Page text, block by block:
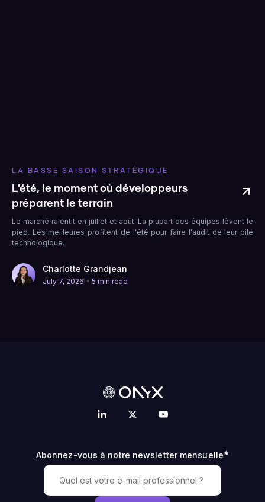
LA BASSE SAISON STRATÉGIQUE
L'été, le moment où développeurs
préparent le terrain
Le marché ralentit en juillet et août. La plupart des équipes lèvent le
pied. Les meilleures profitent de l'été pour faire l'audit de leur pile
technologique.
Charlotte Grandjean
July 7, 2026 • 5 min read
Abonnez-vous à notre newsletter mensuelle*